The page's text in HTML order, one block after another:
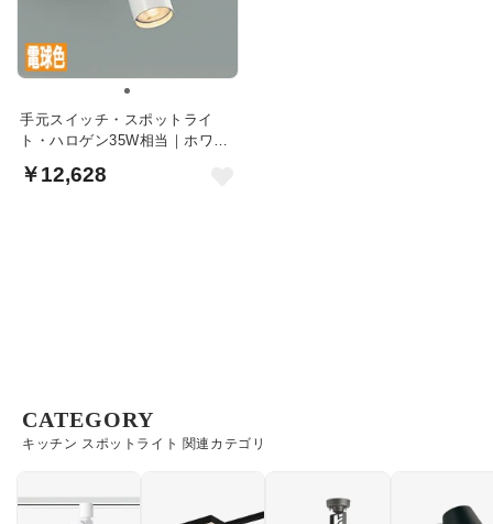
手元スイッチ・スポットライ
ト・ハロゲン35W相当｜ホワイ
￥12,628
キッチン スポットライト 関連カテゴリ
CATEGORY